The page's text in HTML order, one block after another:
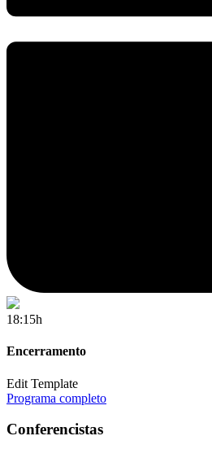
18:15h
Encerramento
Edit Template
Programa completo
Conferencistas